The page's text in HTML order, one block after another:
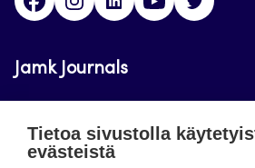
Jamk Journals
luettavissa. Verkkolehtien
Tietoa sivustolla
evästeistä